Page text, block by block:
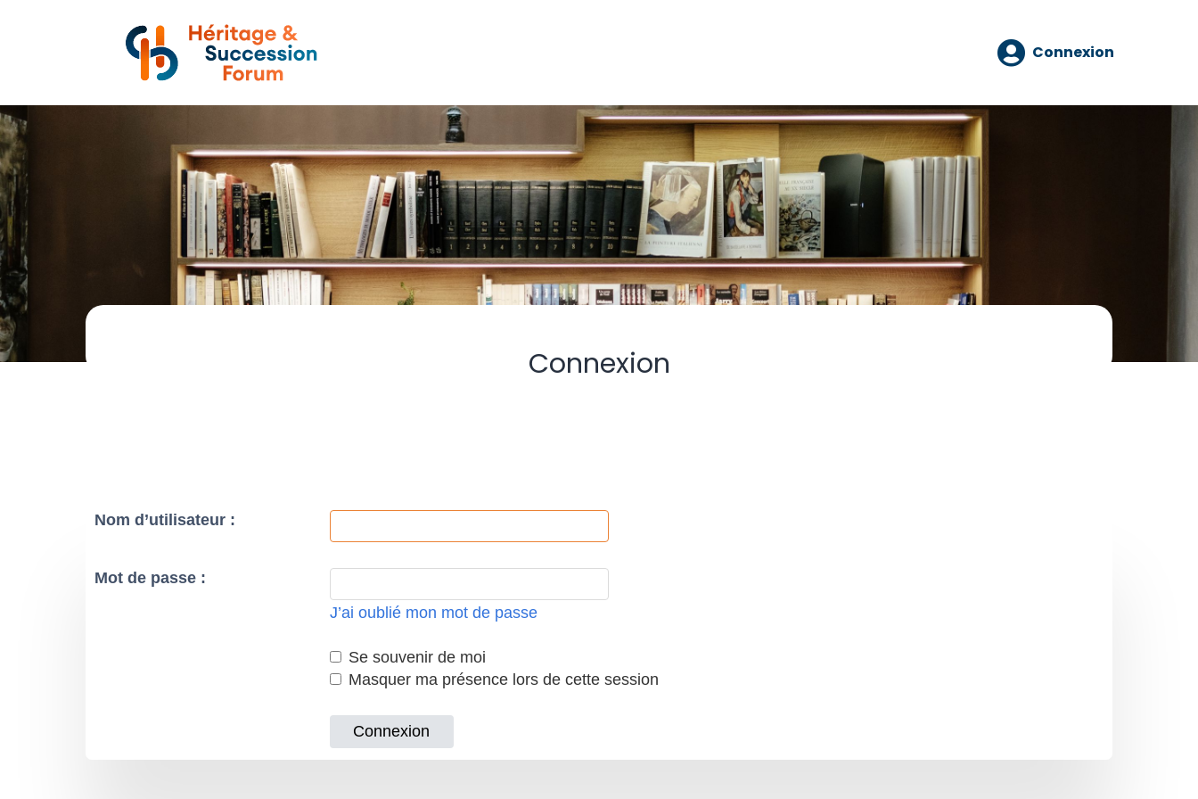
Connexion
Connexion
Nom d’utilisateur :
Mot de passe :
J’ai oublié mon mot de passe
Se souvenir de moi
Masquer ma présence lors de cette session